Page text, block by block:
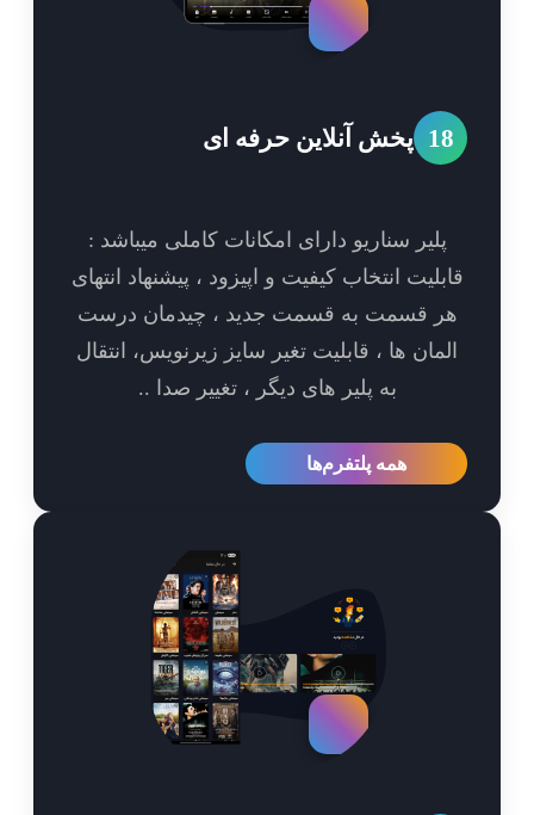
پخش آنلاین حرفه ای
پلیر سناریو دارای امکانات کاملی میباشد :
انتخاب کیفیت و اپیزود ، پیشنهاد انتهای
قسمت به قسمت جدید ، چیدمان درست
ها ، قابلیت تغیر سایز زیرنویس، انتقال
به پلیر های دیگر ، تغییر صدا ..
همه پلتفرم‌ها